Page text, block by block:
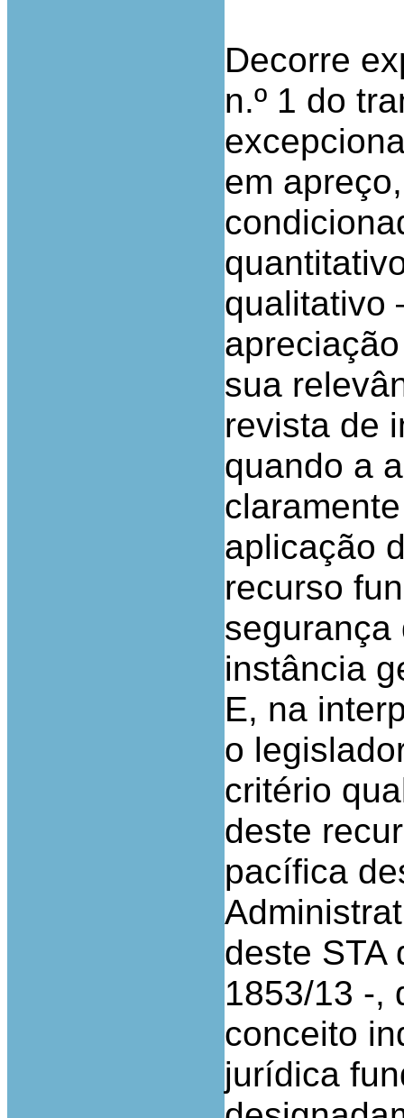
Decorre
n.º 1 do
em
qualitativo
sua
revista de
quando a
aplicação
recurso
segurança
instância
E, na
o
critério
deste
pacífica
deste STA
1853/13 -,
conceito
jurídica